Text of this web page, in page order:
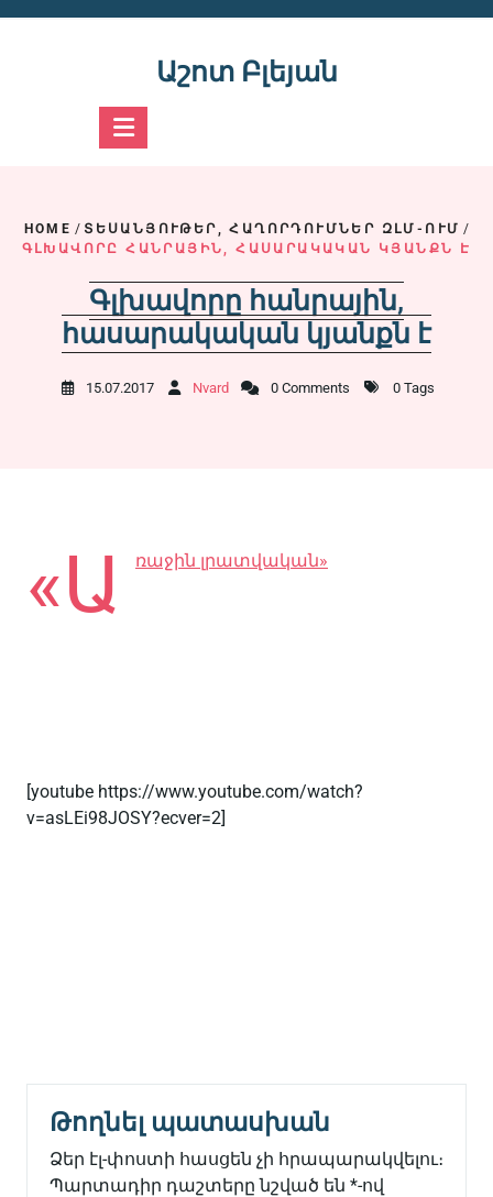
Աշոտ Բլեյան
HOME / ՏԵՍԱՆՅՈՒԹԵՐ, ՀԱՂՈՐԴՈՒՄՆԵՐ ԶԼՄ-ՈՒՄ /
ԳԼԽԱՎՈՐԸ ՀԱՆՐԱՅԻՆ, ՀԱՍԱՐԱԿԱԿԱՆ ԿՅԱՆՔՆ Է
Գլխավորը հանրային,
հասարակական կյանքն է
15.07.2017 Nvard 0 Comments 0 Tags
«Ա ռաջին լրատվական»
[youtube https://www.youtube.com/watch?
v=asLEi98JOSY?ecver=2]
Թողնել պատասխան
Ձեր էլ-փոստի հասցեն չի հրապարակվելու։
Պարտադիր դաշտերը նշված են *-ով